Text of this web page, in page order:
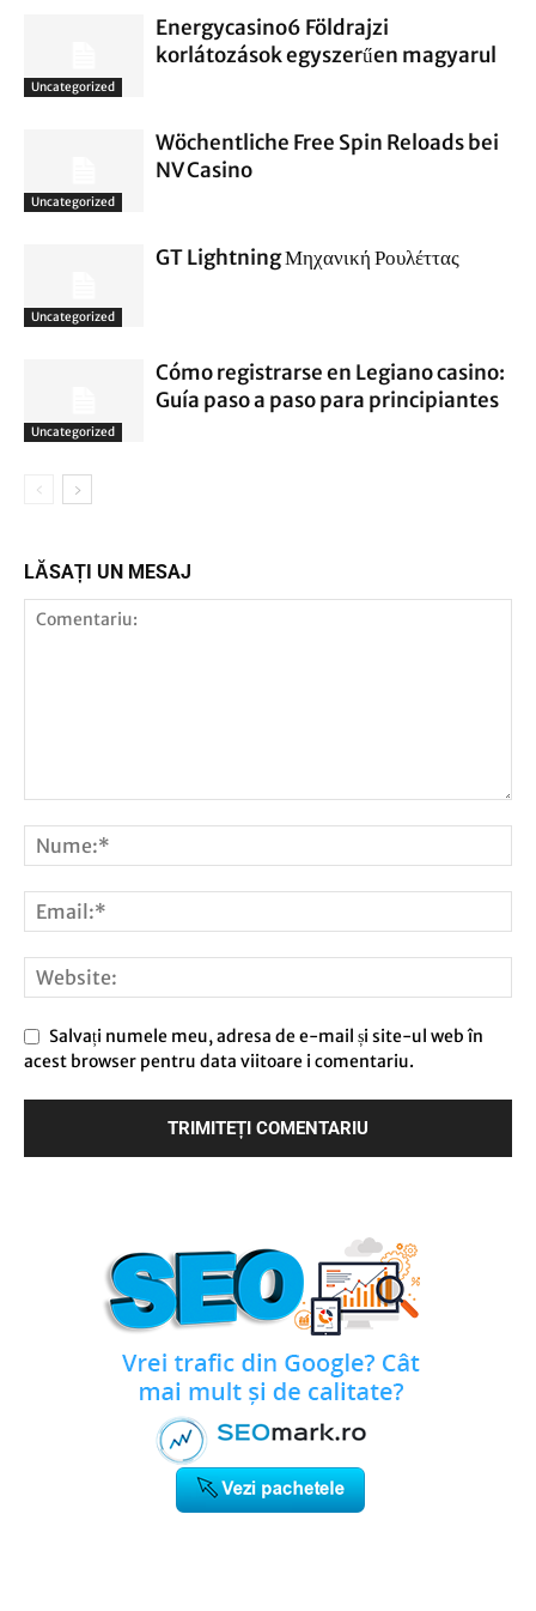
Uncategorized
Energycasino6 Földrajzi
korlátozások egyszerűen magyarul
Uncategorized
Wöchentliche Free Spin Reloads bei
NV Casino
Uncategorized
GT Lightning Μηχανική Ρουλέττας
Uncategorized
Cómo registrarse en Legiano casino:
Guía paso a paso para principiantes
LĂSAȚI UN MESAJ
Salvați numele meu, adresa de e-mail și site-ul web în
acest browser pentru data viitoare i comentariu.